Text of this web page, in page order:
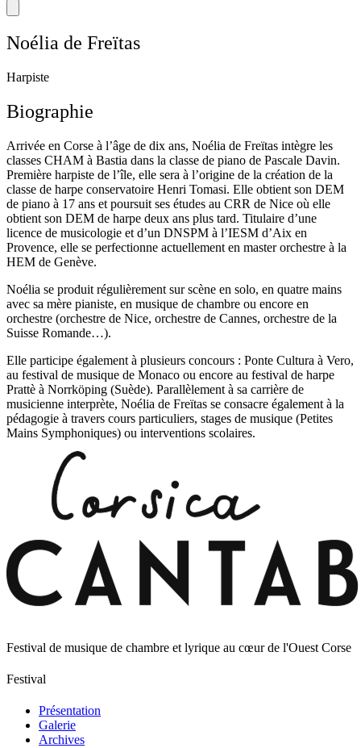
Noélia de Freïtas
Harpiste
Biographie
Arrivée en Corse à l’âge de dix ans, Noélia de Freïtas intègre les
classes CHAM à Bastia dans la classe de piano de Pascale Davin.
Première harpiste de l’île, elle sera à l’origine de la création de la
classe de harpe conservatoire Henri Tomasi. Elle obtient son DEM
de piano à 17 ans et poursuit ses études au CRR de Nice où elle
obtient son DEM de harpe deux ans plus tard. Titulaire d’une
licence de musicologie et d’un DNSPM à l’IESM d’Aix en
Provence, elle se perfectionne actuellement en master orchestre à la
HEM de Genève.
Noélia se produit régulièrement sur scène en solo, en quatre mains
avec sa mère pianiste, en musique de chambre ou encore en
orchestre (orchestre de Nice, orchestre de Cannes, orchestre de la
Suisse Romande…).
Elle participe également à plusieurs concours : Ponte Cultura à Vero,
au festival de musique de Monaco ou encore au festival de harpe
Prattè à Norrköping (Suède). Parallèlement à sa carrière de
musicienne interprète, Noélia de Freïtas se consacre également à la
pédagogie à travers cours particuliers, stages de musique (Petites
Mains Symphoniques) ou interventions scolaires.
Festival de musique de chambre et lyrique au cœur de l'Ouest Corse
Festival
Présentation
Galerie
Archives